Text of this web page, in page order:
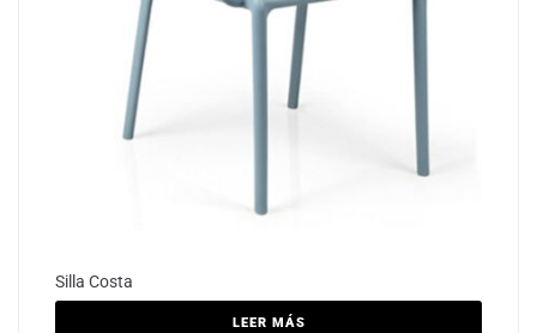
Silla Costa
LEER MÁS